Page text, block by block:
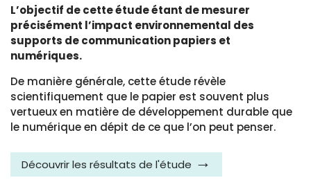
L’objectif de cette étude étant de mesurer
précisément l’impact environnemental des
supports de communication papiers et
numériques.
De manière générale, cette étude révèle
scientifiquement que le papier est souvent plus
vertueux en matière de développement durable que
le numérique en dépit de ce que l’on peut penser.
Découvrir les résultats de l'étude